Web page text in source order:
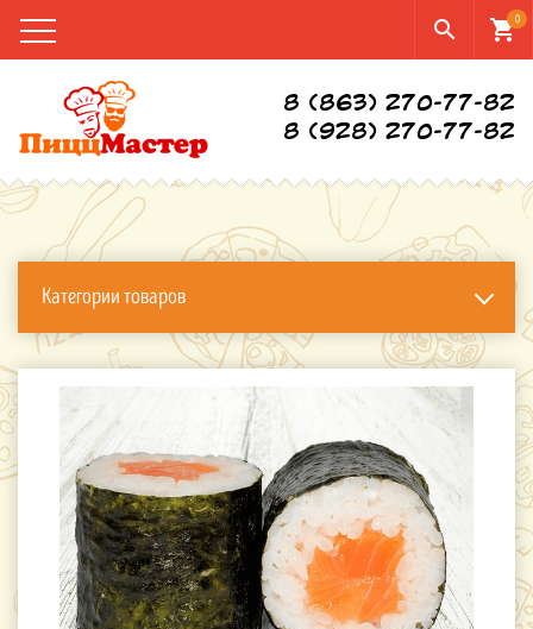
shopping_cart0
search
8 (863) 270-77-82
8 (928) 270-77-82
Категории товаров